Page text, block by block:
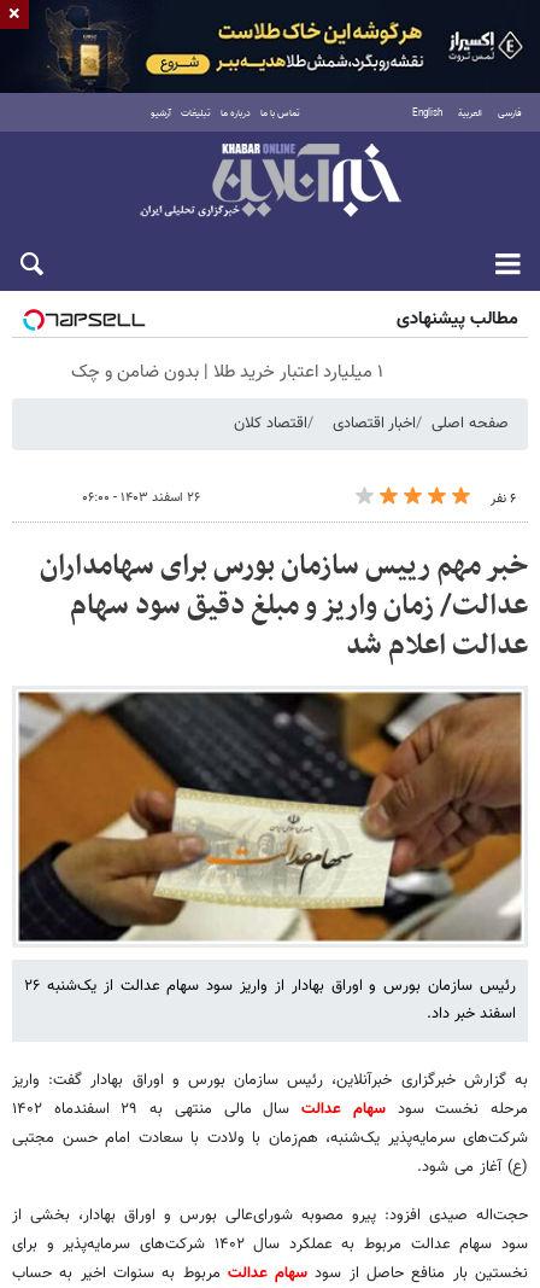
فارسی العربية English تماس با ما درباره ما تبلیغات آرشیو
جمعه ۱۶ مرداد ۱۴۰۵
مطالب پیشنهادی
۱ میلیارد اعتبار خرید طلا | بدون ضامن و چک
صفحه اصلی اخبار اقتصادی اقتصاد کلان
۶ نفر ۲۶ اسفند ۱۴۰۳ - ۰۶:۰۰
خبر مهم رییس سازمان بورس برای سهامداران
عدالت/ زمان واریز و مبلغ دقیق سود سهام
عدالت اعلام شد
رئیس سازمان بورس و اوراق بهادار از واریز سود سهام عدالت از یک‌شنبه ۲۶
اسفند خبر داد.
به گزارش خبرگزاری خبرآنلاین، رئیس سازمان بورس و اوراق بهادار گفت: واریز
مرحله نخست سود سهام عدالت
سال مالی منتهی به ۲۹ اسفندماه ۱۴۰۲
شرکت‌های سرمایه‌پذیر یک‌شنبه، هم‌زمان با ولادت با سعادت امام حسن مجتبی
(ع) آغاز می شود.
حجت‌اله صیدی افزود: پیرو مصوبه شورای‌عالی بورس و اوراق بهادار، بخشی از
سود سهام عدالت مربوط به عملکرد سال ۱۴۰۲ شرکت‌های سرمایه‌پذیر و برای
نخستین بار منافع حاصل از سود سهام عدالت مربوط به سنوات اخیر به حساب
×